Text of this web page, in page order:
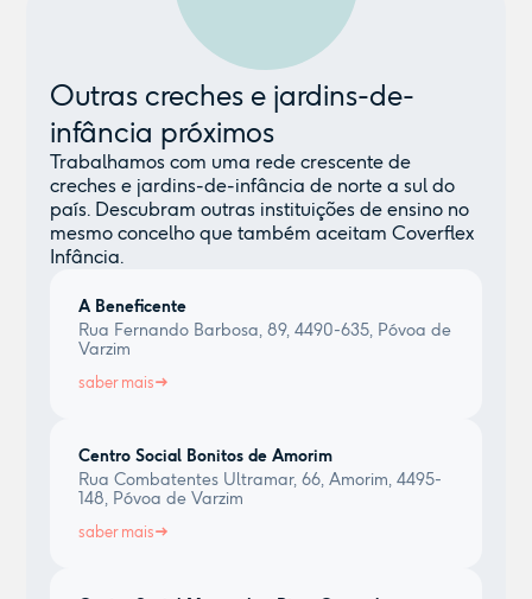
Outras creches e jardins-de-
infância próximos
Trabalhamos com uma rede crescente de
creches e jardins-de-infância de norte a sul do
país. Descubram outras instituições de ensino no
mesmo concelho que também aceitam Coverflex
Infância.
A Beneficente
Rua Fernando Barbosa, 89, 4490-635, Póvoa de
Varzim
saber mais
Centro Social Bonitos de Amorim
Rua Combatentes Ultramar, 66, Amorim, 4495-
148, Póvoa de Varzim
saber mais